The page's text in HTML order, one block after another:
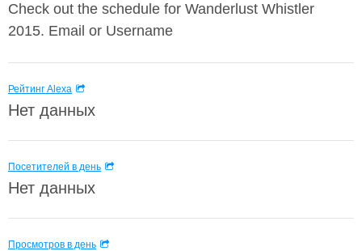
Check out the schedule for Wanderlust Whistler
2015. Email or Username
Рейтинг Alexa
Нет данных
Посетителей в день
Нет данных
Просмотров в день